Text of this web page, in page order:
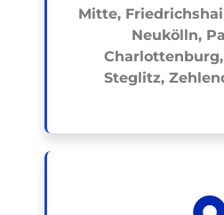
Mitte,
Neukölln,
Steglitz,